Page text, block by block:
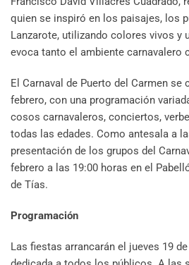
quien se inspiró en los paisajes, los
Lanzarote, utilizando colores vivos y
evoca tanto el ambiente carnavalero
El Carnaval de Puerto del Carmen se
febrero, con una programación
cosos carnavaleros, conciertos,
todas las edades. Como antesala a
presentación de los grupos del
febrero a las 19:00 horas en el
de Tías.
Programación
Las fiestas arrancarán el jueves 19